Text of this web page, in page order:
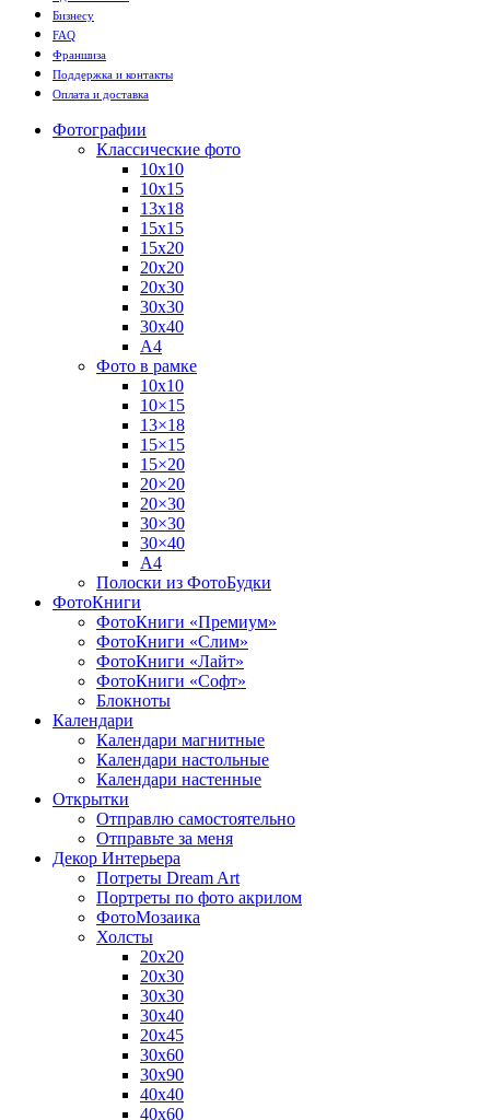
Бизнесу
FAQ
Франшиза
Поддержка и контакты
Оплата и доставка
Фотографии
Классические фото
10х10
10х15
13х18
15х15
15х20
20х20
20х30
30х30
30х40
А4
Фото в рамке
10х10
10×15
13×18
15×15
15×20
20×20
20×30
30×30
30×40
A4
Полоски из ФотоБудки
ФотоКниги
ФотоКниги «Премиум»
ФотоКниги «Слим»
ФотоКниги «Лайт»
ФотоКниги «Софт»
Блокноты
Календари
Календари магнитные
Календари настольные
Календари настенные
Открытки
Отправлю самостоятельно
Отправьте за меня
Декор Интерьера
Потреты Dream Art
Портреты по фото акрилом
ФотоМозаика
Холсты
20х20
20х30
30х30
30х40
20х45
30х60
30х90
40х40
40х60